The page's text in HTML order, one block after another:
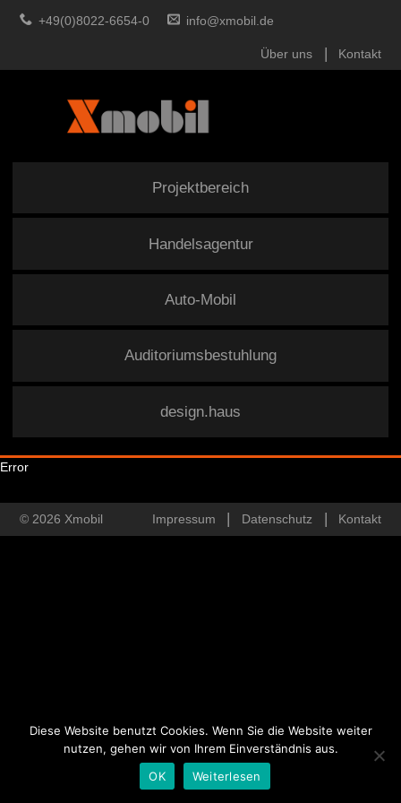
+49(0)8022-6654-0 info@xmobil.de
Über uns Kontakt
Projektbereich
Handelsagentur
Auto-Mobil
Auditoriumsbestuhlung
design.haus
Error
© 2026 Xmobil Impressum Datenschutz Kontakt
Diese Website benutzt Cookies. Wenn Sie die Website weiter
nutzen, gehen wir von Ihrem Einverständnis aus.
OK
Weiterlesen